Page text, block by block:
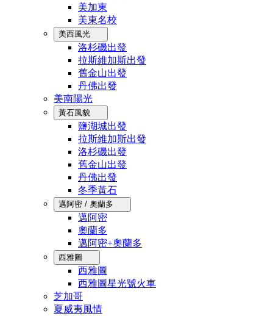
美加東
美東名校
美西風光
洛杉磯出發
拉斯維加斯出發
舊金山出發
丹佛出發
美南陽光
黃石風貌
鹽湖城出發
拉斯維加斯出發
洛杉磯出發
舊金山出發
丹佛出發
冬季黃石
邁阿密 / 奧蘭多
邁阿密
奧蘭多
邁阿密+奧蘭多
西雅圖
西雅圖
西雅圖星光號火車
芝加哥
夏威夷風情